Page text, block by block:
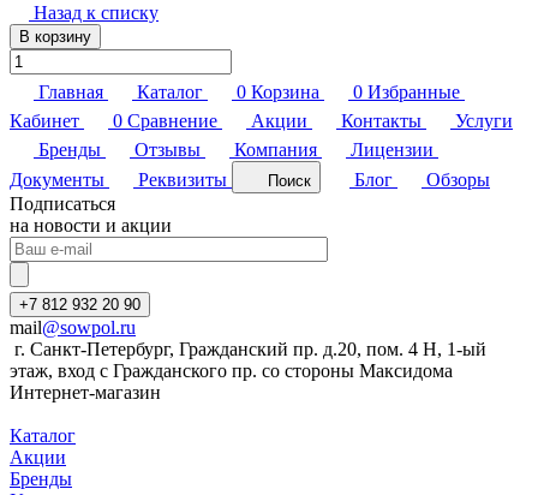
Назад к списку
В корзину
Главная Каталог 0 Корзина 0 Избранные
Кабинет
0 Сравнение Акции Контакты
Услуги
Бренды
Отзывы Компания
Лицензии
Документы
Реквизиты Поиск Блог
Обзоры
Подписаться
на новости и акции
+7 812 932 20 90
mail@sowpol.ru
г. Санкт-Петербург, Гражданский пр. д.20, пом. 4 Н, 1-ый
этаж, вход с Гражданского пр. со стороны Максидома
Интернет-магазин
Каталог
Акции
Бренды